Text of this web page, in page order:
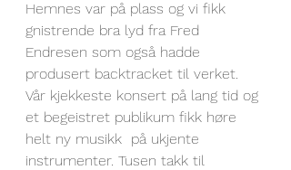
Hemnes var på plass og vi fikk
gnistrende bra lyd fra Fred
Endresen som også hadde
produsert backtracket til verket.
Vår kjekkeste konsert på lang tid og
et begeistret publikum fikk høre
helt ny musikk  på ukjente
instrumenter. Tusen takk til